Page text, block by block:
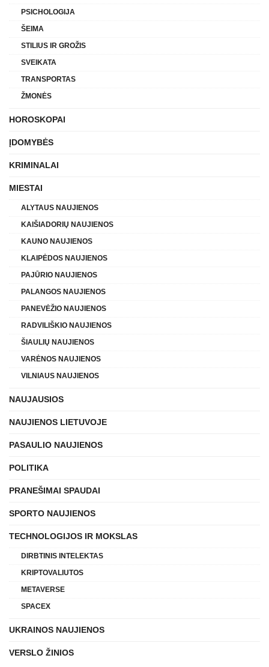
PSICHOLOGIJA
ŠEIMA
STILIUS IR GROŽIS
SVEIKATA
TRANSPORTAS
ŽMONĖS
HOROSKOPAI
ĮDOMYBĖS
KRIMINALAI
MIESTAI
ALYTAUS NAUJIENOS
KAIŠIADORIŲ NAUJIENOS
KAUNO NAUJIENOS
KLAIPĖDOS NAUJIENOS
PAJŪRIO NAUJIENOS
PALANGOS NAUJIENOS
PANEVĖŽIO NAUJIENOS
RADVILIŠKIO NAUJIENOS
ŠIAULIŲ NAUJIENOS
VARĖNOS NAUJIENOS
VILNIAUS NAUJIENOS
NAUJAUSIOS
NAUJIENOS LIETUVOJE
PASAULIO NAUJIENOS
POLITIKA
PRANEŠIMAI SPAUDAI
SPORTO NAUJIENOS
TECHNOLOGIJOS IR MOKSLAS
DIRBTINIS INTELEKTAS
KRIPTOVALIUTOS
METAVERSE
SPACEX
UKRAINOS NAUJIENOS
VERSLO ŽINIOS